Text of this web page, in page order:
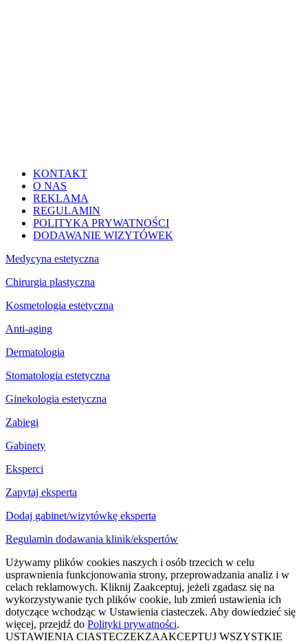
KONTAKT
O NAS
REKLAMA
REGULAMIN
POLITYKA PRYWATNOŚCI
DODAWANIE WIZYTÓWEK
Medycyna estetyczna
Chirurgia plastyczna
Kosmetologia estetyczna
Anti-aging
Dermatologia
Stomatologia estetyczna
Ginekologia estetyczna
Zabiegi
Gabinety
Eksperci
Zapytaj eksperta
Dodaj gabinet/wizytówkę eksperta
Regulamin dodawania klinik/ekspertów
Używamy plików cookies naszych i osób trzecich w celu
usprawnienia funkcjonowania strony, przeprowadzania analiz i w
celach reklamowych. Kliknij Zaakceptuj, jeżeli zgadasz się na
wykorzystywanie tych plików cookie, lub zmień ustawienia ich
dotyczące wchodząc w Ustawienia ciasteczek. Aby dowiedzieć się
więcej, przejdź do Polityki prywatności.
USTAWIENIA CIASTECZEKZAAKCEPTUJ WSZYSTKIE